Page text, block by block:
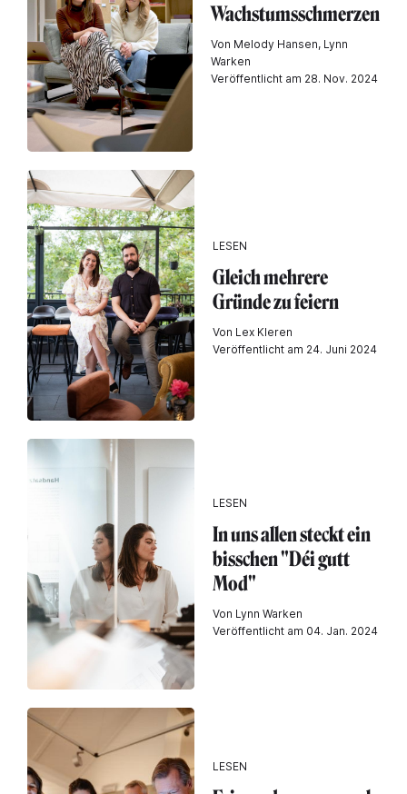
Wachstumsschmerzen
Von Melody Hansen, Lynn
Warken
Veröffentlicht am 28. Nov. 2024
LESEN
Gleich mehrere
Gründe zu feiern
Von Lex Kleren
Veröffentlicht am 24. Juni 2024
LESEN
In uns allen steckt ein
bisschen "Déi gutt
Mod"
Von Lynn Warken
Veröffentlicht am 04. Jan. 2024
LESEN